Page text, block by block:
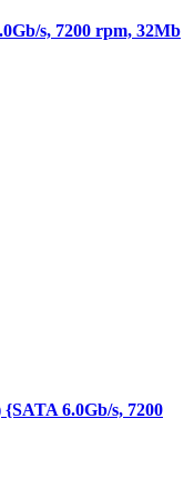
s, 7200 rpm, 32Mb
6.0Gb/s, 7200